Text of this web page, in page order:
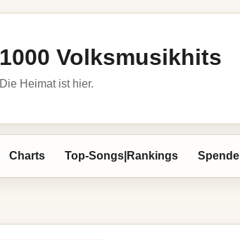
1000 Volksmusikhits
Die Heimat ist hier.
Charts Top-Songs|Rankings Spende